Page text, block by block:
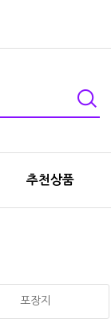
추천상품
포장지